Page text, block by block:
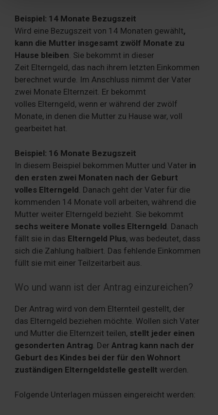
weiteren Daten zusammen, die Sie ihnen bereitgestellt
haben oder die sie im Rahmen Ihrer Nutzung der Dienste
gesammelt haben. Sie geben Einwilligung zu unseren
Cookies, wenn Sie unsere Webseite weiterhin nutzen.
Beispiel: 14 Monate Bezugszeit
Wird eine Bezugszeit von 14 Monaten gewählt,
kann die Mutter insgesamt zwölf Monate zu
Hause bleiben. Sie bekommt in dieser
Zeit Elterngeld, das nach ihrem letzten Einkommen
berechnet wurde. Im Anschluss nimmt der Vater
zwei Monate Elternzeit. Er bekommt
volles Elterngeld, wenn er während der zwölf
Monate, in denen die Mutter zu Hause war, voll
gearbeitet hat.
Beispiel: 16 Monate Bezugszeit
In diesem Beispiel bekommen Mutter und Vater in
den ersten zwei Monaten nach der Geburt
volles Elterngeld . Danach geht der Vater für die
kommenden 14 Monate voll arbeiten, während die
Mutter weiter Elterngeld bezieht. Sie bekommt
sechs weitere Monate volles Elterngeld . Danach
fällt sie in das Elterngeld Plus, was bedeutet, dass
sich die Zahlung halbiert. Das fehlende Einkommen
füllt sie mit einer Teilzeitarbeit aus.
Wo und wann ist der Antrag einzureichen?
Der Antrag wird von dem Elternteil gestellt, der
das Elterngeld beziehen möchte. Wollen sich Vater
und Mutter die Elternzeit teilen, stellt jeder einen
gesonderten Antrag. Der Antrag kann nach der
Geburt des Kindes bei der für den Wohnort
zuständigen Elterngeldstelle gestellt werden.
Folgende Unterlagen müssen eingereicht werden: